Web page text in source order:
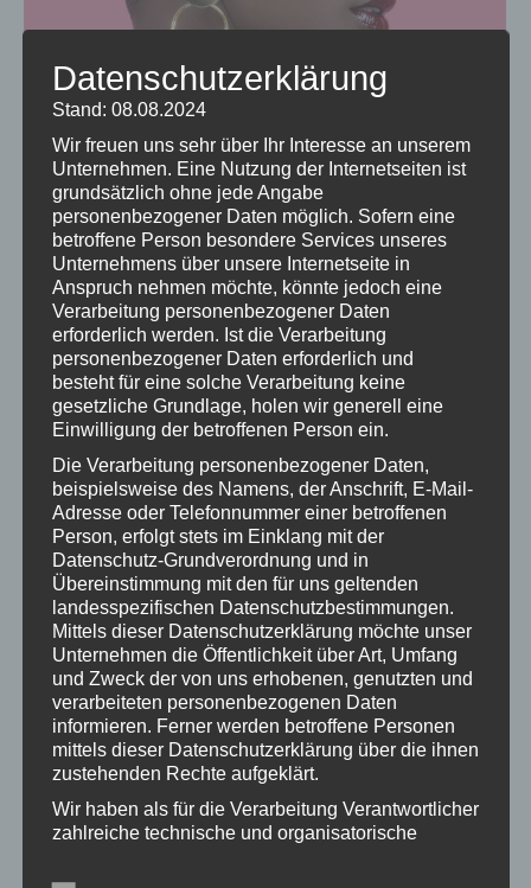
Lorem iosum sit amet dolor
Hair,Technology ByWDS_User23
30. Januar 2016
Leave a comment
Duis ornare, est at mollis for libero mollis
orci vitae dictum lacus quis neque lectus
vel neque.
Datenschutzerklärung
Stand: 08.08.2024
Wir freuen uns sehr über Ihr Interesse an unserem
Unternehmen. Eine Nutzung der Internetseiten ist
grundsätzlich ohne jede Angabe
personenbezogener Daten möglich. Sofern eine
betroffene Person besondere Services unseres
Unternehmens über unsere Internetseite in
Anspruch nehmen möchte, könnte jedoch eine
Verarbeitung personenbezogener Daten
erforderlich werden. Ist die Verarbeitung
personenbezogener Daten erforderlich und
besteht für eine solche Verarbeitung keine
gesetzliche Grundlage, holen wir generell eine
Einwilligung der betroffenen Person ein.
Die Verarbeitung personenbezogener Daten,
beispielsweise des Namens, der Anschrift, E-Mail-
Adresse oder Telefonnummer einer betroffenen
Person, erfolgt stets im Einklang mit der
Datenschutz-Grundverordnung und in
Übereinstimmung mit den für uns geltenden
landesspezifischen Datenschutzbestimmungen.
Mittels dieser Datenschutzerklärung möchte unser
Unternehmen die Öffentlichkeit über Art, Umfang
und Zweck der von uns erhobenen, genutzten und
verarbeiteten personenbezogenen Daten
informieren. Ferner werden betroffene Personen
mittels dieser Datenschutzerklärung über die ihnen
zustehenden Rechte aufgeklärt.
Wir haben als für die Verarbeitung Verantwortlicher
zahlreiche technische und organisatorische
lückenlosen Schutz der über diese Internetseite